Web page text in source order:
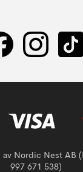
av Nordic Nest AB
997 671 538)